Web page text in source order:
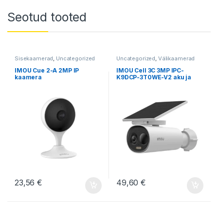
Seotud tooted
Sisekaamerad Uncategorized
IMOU Cue 2-A 2MP IP
kaamera
23,56€
Uncategorized Välikaamerad
IMOU Cell 3C 3MP IPC-
K9DCP-3T0WE-V2 aku ja
49,60€